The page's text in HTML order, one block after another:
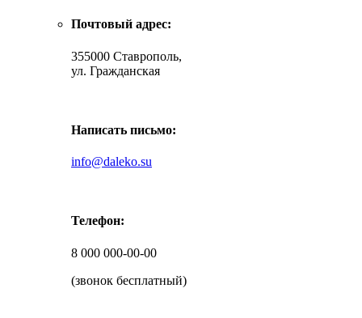
Почтовый адрес:
355000 Ставрополь,
ул. Гражданская
Написать письмо:
info@daleko.su
Телефон:
8 000 000-00-00
(звонок бесплатный)